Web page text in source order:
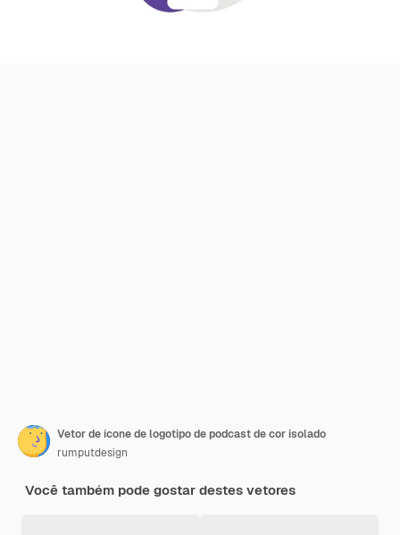
Vetor de ícone de logotipo de podcast de cor isolado
rumputdesign
Você também pode gostar destes vetores